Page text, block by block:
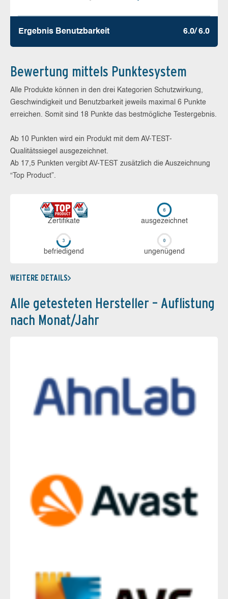
Ergebnis Benutz­barkeit 6.0/ 6.0
Bewertung mittels Punktesystem
Alle Produkte können in den drei Kategorien Schutzwirkung,
Geschwindigkeit und Benutzbarkeit jeweils maximal 6 Punkte
erreichen. Somit sind 18 Punkte das bestmögliche Testergebnis.
Ab 10 Punkten wird ein Produkt mit dem AV-TEST-
Qualitätssiegel ausgezeichnet.
Ab 17,5 Punkten vergibt AV-TEST zusätzlich die Auszeichnung
“Top Product”.
Zerti­fikate aus­ge­zeich­net
be­frie­di­gend un­ge­nü­gend
WEITERE DETAILS
Alle getesteten Hersteller – Auflistung
nach Monat/Jahr